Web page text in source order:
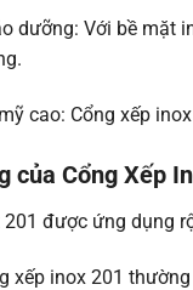
dưỡng: Với bề mặt
cao: Cổng xếp
của Cổng Xếp
201 được ứng dụng
xếp inox 201